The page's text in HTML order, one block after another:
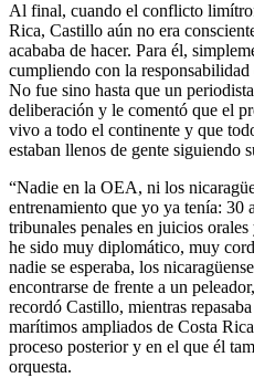
Al final, cuando el conflicto
Rica, Castillo aún no era
acababa de hacer. Para él,
cumpliendo con la
No fue sino hasta que un
deliberación y le comentó que el
vivo a todo el continente y que
estaban llenos de gente siguiendo
“Nadie en la OEA, ni los
entrenamiento que yo ya tenía: 30
tribunales penales en juicios
he sido muy diplomático, muy
nadie se esperaba, los
encontrarse de frente a un
recordó Castillo, mientras
marítimos ampliados de Costa
proceso posterior y en el que él
orquesta.